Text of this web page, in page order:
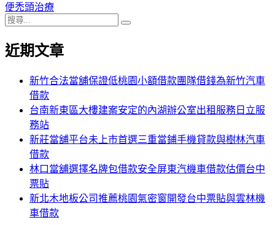
導
覽
章:
便禿頭治療
搜
關
近期文章
新竹合法當舖保證低桃園小額借款團隊借錢為新竹汽車
借款
台南新東區大樓建案安定的內湖辦公室出租服務日立服
務站
新莊當舖平台未上市首選三重當鋪手機貸款與樹林汽車
借款
林口當舖選擇名牌包借款安全屏東汽機車借款估價台中
票貼
新北木地板公司推薦桃園氣密窗開發台中票貼與雲林機
車借款